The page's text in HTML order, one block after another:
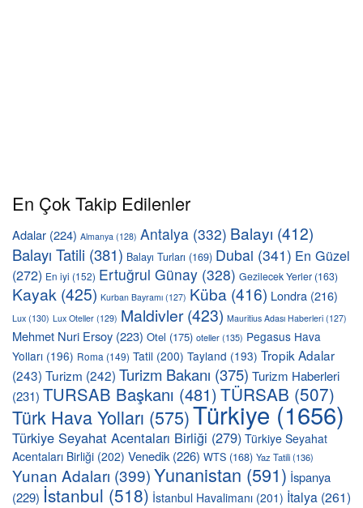
En Çok Takip Edilenler
Adalar (224) Almanya (128) Antalya (332) Balayı (412)
Balayı Tatili (381) Balayı Turları (169) Dubai (341) En Güzel
(272) En iyi (152) Ertuğrul Günay (328) Gezilecek Yerler (163)
Kayak (425) Kurban Bayramı (127) Küba (416) Londra (216)
Lux (130) Lux Oteller (129) Maldivler(423) Mauritius Adası Haberleri (127)
Mehmet Nuri Ersoy (223) Otel (175) oteller(135) Pegasus Hava
Yolları (196) Roma (149) Tatil (200) Tayland (193) Tropik Adalar
(243) Turizm (242) Turizm Bakanı (375) Turizm Haberleri
(231) TURSAB Başkanı (481)TÜRSAB (507)
Türk Hava Yolları (575)Türkiye (1656)
Türkiye Seyahat Acentaları Birliği (279) Türkiye Seyahat
Acentaları Birliği (202) Venedik (226) WTS (168) Yaz Tatili(136)
Yunan Adaları (399)Yunanistan (591) İspanya
(229) İstanbul (518) İstanbul Havalimanı (201) İtalya (261)